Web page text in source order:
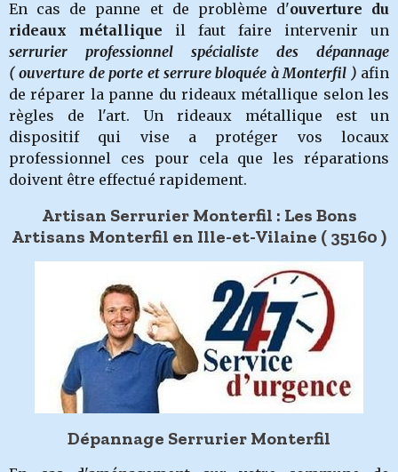
En cas de panne et de problème d'ouverture du
rideaux métallique il faut faire intervenir un
serrurier professionnel spécialiste des dépannage
( ouverture de porte et serrure bloquée à Monterfil ) afin
de réparer la panne du rideaux métallique selon les
règles de l'art. Un rideaux métallique est un
dispositif qui vise a protéger vos locaux
professionnel ces pour cela que les réparations
doivent être effectué rapidement.
Artisan Serrurier Monterfil : Les Bons
Artisans Monterfil en Ille-et-Vilaine ( 35160 )
Dépannage Serrurier Monterfil